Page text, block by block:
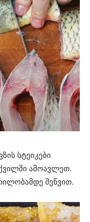
სტეიკები
ამოავლეთ.
შეწვით.